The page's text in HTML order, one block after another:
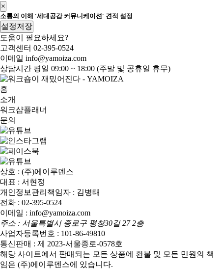
×
소통의 이해 '세대공감 커뮤니케이션' 견적 설정
설정저장
도움이 필요하세요?
고객센터 02-395-0524
이메일 info@yamoiza.com
상담시간 평일 09:00 ~ 18:00 (주말 및 공휴일 휴무)
홈
소개
워크샵플래너
문의
상호 : (주)에이루덴스
대표 : 서현정
개인정보관리책임자 : 김병태
전화 : 02-395-0524
이메일 : info@yamoiza.com
주소 : 서울특별시 종로구 평창30길 27 2층
사업자등록번호 : 101-86-49810
통신판매 : 제 2023-서울종로-0578호
해당 사이트에서 판매되는 모든 상품에 환불 및 모든 민원의 책
임은 (주)에이루덴스에 있습니다.